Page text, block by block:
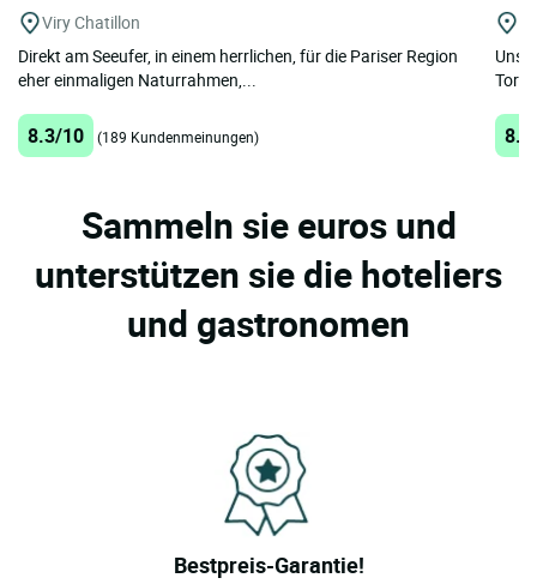
Viry Chatillon
Direkt am Seeufer, in einem herrlichen, für die Pariser Region
eher einmaligen Naturrahmen,...
8.3/10 (189 Kundenmeinungen)
Sammeln sie euros und
unterstützen sie die hoteliers
und gastronomen
Bestpreis-Garantie!